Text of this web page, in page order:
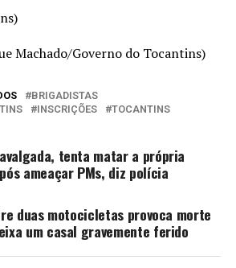
Machado/Governo do Tocantins)
BRIGADISTAS
INSCRIÇÕES TOCANTINS
tenta matar a própria
ameaçar PMs, diz polícia
duas motocicletas provoca morte
um casal gravemente ferido